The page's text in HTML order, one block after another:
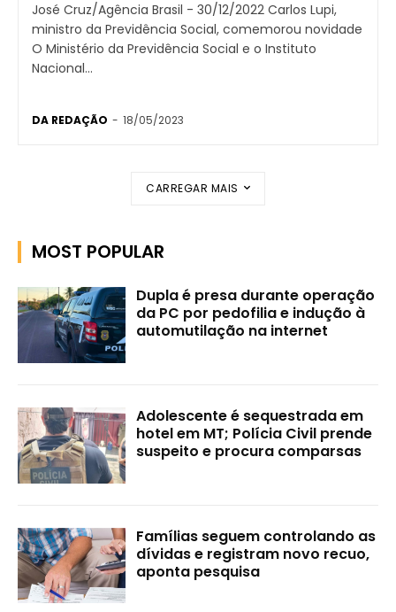
José Cruz/Agência Brasil - 30/12/2022 Carlos Lupi,
ministro da Previdência Social, comemorou novidade
O Ministério da Previdência Social e o Instituto
Nacional...
DA REDAÇÃO - 18/05/2023
CARREGAR MAIS
MOST POPULAR
Dupla é presa durante operação
da PC por pedofilia e indução à
automutilação na internet
Adolescente é sequestrada em
hotel em MT; Polícia Civil prende
suspeito e procura comparsas
Famílias seguem controlando as
dívidas e registram novo recuo,
aponta pesquisa